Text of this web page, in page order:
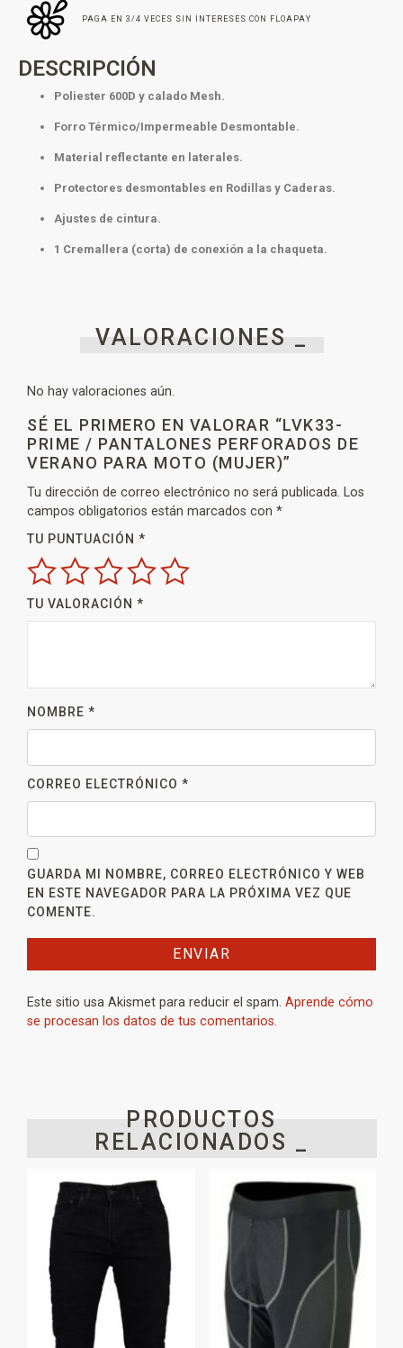
PAGA EN 3/4 VECES SIN INTERESES CON FLOAPAY
DESCRIPCIÓN
Poliester 600D y calado Mesh.
Forro Térmico/Impermeable Desmontable.
Material reflectante en laterales.
Protectores desmontables en Rodillas y Caderas.
Ajustes de cintura.
1 Cremallera (corta) de conexión a la chaqueta.
VALORACIONES _
No hay valoraciones aún.
SÉ EL PRIMERO EN VALORAR “LVK33-
PRIME / PANTALONES PERFORADOS DE
VERANO PARA MOTO (MUJER)”
Tu dirección de correo electrónico no será publicada. Los
campos obligatorios están marcados con *
TU PUNTUACIÓN *
TU VALORACIÓN *
NOMBRE *
CORREO ELECTRÓNICO *
GUARDA MI NOMBRE, CORREO ELECTRÓNICO Y WEB
EN ESTE NAVEGADOR PARA LA PRÓXIMA VEZ QUE
COMENTE.
Este sitio usa Akismet para reducir el spam. Aprende cómo
se procesan los datos de tus comentarios.
PRODUCTOS
RELACIONADOS _